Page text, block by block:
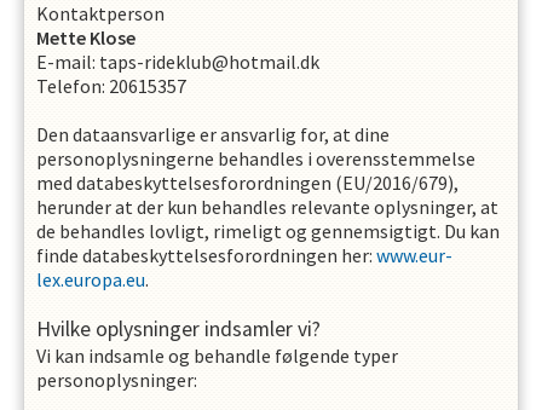
Kontaktperson
Mette Klose
E-mail: taps-rideklub@hotmail.dk
Telefon: 20615357
Den dataansvarlige er ansvarlig for, at dine
personoplysningerne behandles i overensstemmelse
med databeskyttelsesforordningen (EU/2016/679),
herunder at der kun behandles relevante oplysninger, at
de behandles lovligt, rimeligt og gennemsigtigt. Du kan
finde databeskyttelsesforordningen her: www.eur-
lex.europa.eu.
Hvilke oplysninger indsamler vi?
Vi kan indsamle og behandle følgende typer
personoplysninger: